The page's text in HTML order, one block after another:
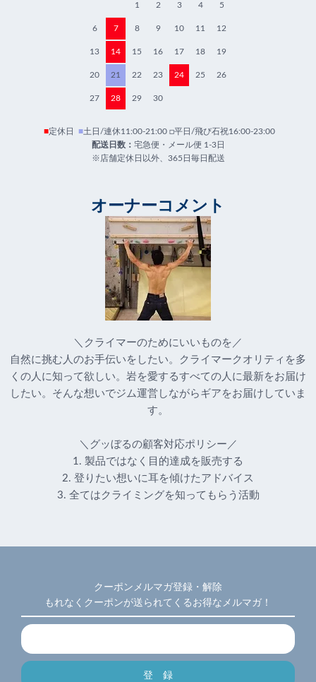
1 2 3 4 5
6 7 8 9 10 11 12
13 14 15 16 17 18 19
20 21 22 23 24 25 26
27 28 29 30
■定休日 ■土日/連休11:00-21:00 □平日/飛び石祝16:00-23:00
配送日数： 宅急便・メール便 1-3日
※店舗定休日以外、365日毎日配送
オーナーコメント
＼クライマーのためにいいものを／
自然に挑む人のお手伝いをしたい。クライマークオリティを多
くの人に知って欲しい。岩を愛するすべての人に最新をお届け
したい。そんな想いでジム運営しながらギアをお届けしていま
す。
＼グッぼるの顧客対応ポリシー／
1. 製品ではなく目的達成を販売する
2. 登りたい想いに耳を傾けたアドバイス
3. 全てはクライミングを知ってもらう活動
クーポンメルマガ登録・解除
もれなくクーポンが送られてくるお得なメルマガ！